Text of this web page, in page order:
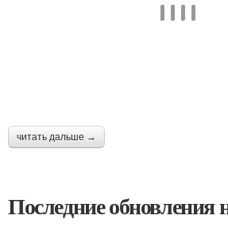
читать дальше →
Последние обновления